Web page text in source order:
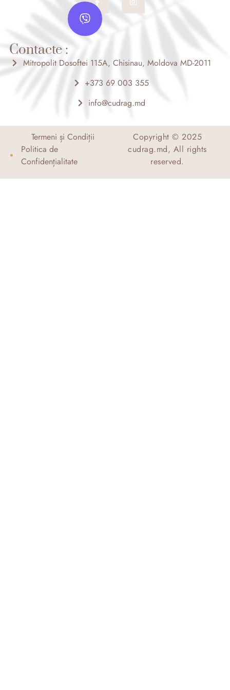
c
b
o
f
s
t
V
i
b
e
Contacte :
Mitropolit Dosoftei 115A, Chisinau, Moldova MD-2011
+373 69 003 355
info@cudrag.md
Termeni și Condiții
Politica de
Confidențialitate
Copyright © 2025
cudrag.md, All rights
reserved.